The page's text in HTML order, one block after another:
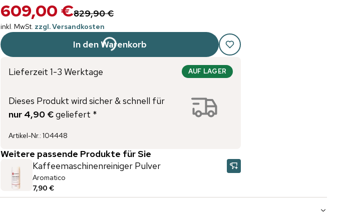
609,00 €829,90 €
inkl. MwSt. zzgl. Versandkosten
In den Warenkorb
Lieferzeit 1-3 Werktage AUF LAGER
Dieses Produkt wird sicher & schnell für
nur 4,90 €geliefert *
Artikel-Nr.: 104448
Weitere passende Produkte für Sie
Kaffeemaschinenreiniger Pulver
Aromatico
7,90 €